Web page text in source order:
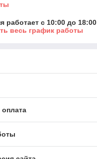
работает с 10:00 до 18:00
весь график работы
оплата